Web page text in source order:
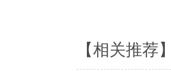
【相关推荐】